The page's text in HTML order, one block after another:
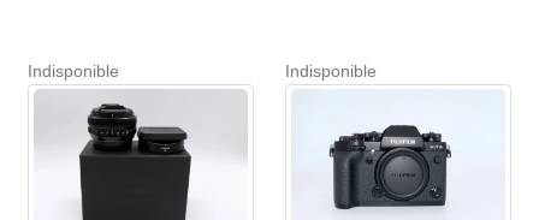
Indisponible Indisponible